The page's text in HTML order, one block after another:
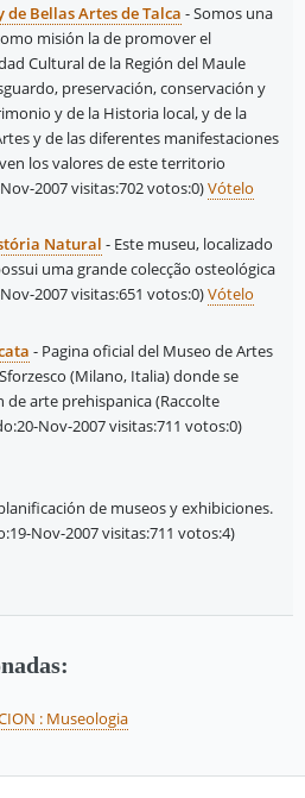
Bellas Artes de Talca - Somos una
misión la de promover el
Cultural de la Región del Maule
preservación, conservación y
y de la Historia local, y de la
y de las diferentes manifestaciones
los valores de este territorio
2007 visitas:702votos:0)Vótelo
Natural - Este museu, localizado
uma grande colecção osteológica
2007 visitas:651 votos:0)Vótelo
- Pagina oficial del Museo de Artes
(Milano, Italia) donde se
de arte prehispanica (Raccolte
Nov-2007 visitas:711 votos:0)
de museos y exhibiciones.
Nov-2007 visitas:711 votos:4)
: Museologia